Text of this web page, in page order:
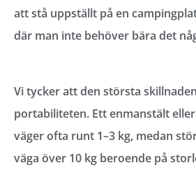
att stå uppställt på en
där man inte behöver bära det
Vi tycker att den största
portabiliteten. Ett enmanstält
väger ofta runt 1–3 kg, medan
väga över 10 kg beroende på